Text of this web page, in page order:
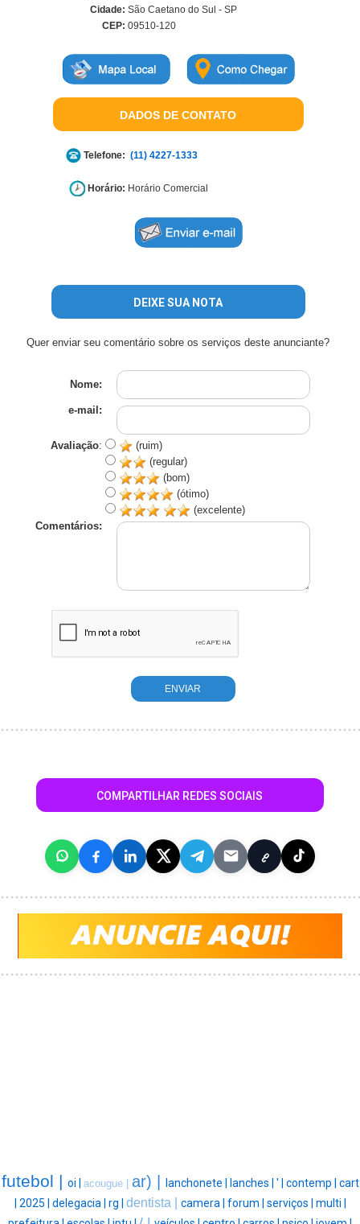
Cidade: São Caetano do Sul - SP
CEP: 09510-120
DADOS DE CONTATO
Telefone: (11) 4227-1333
Horário: Horário Comercial
DEIXE SUA NOTA
Quer enviar seu comentário sobre os serviços deste anunciante?
Nome:
e-mail:
Avaliação:
(ruim)
(regular)
(bom)
(ótimo)
(excelente)
Comentários:
COMPARTILHAR REDES SOCIAIS
futebol | oi | acougue | ar) | lanchonete | lanches | ' | contemp | cart
2025 | delegacia | rg | dentista | camera | forum | serviços | multi |